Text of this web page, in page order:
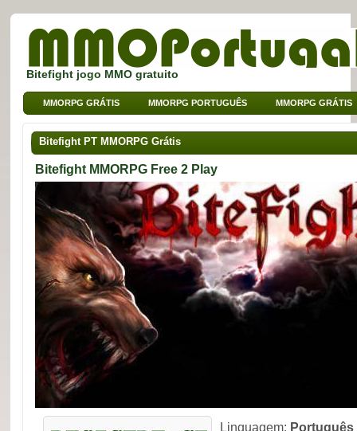
Bitefight jogo MMO gratuito
MMORPG GRÁTIS MMORPG PORTUGUÊS MMORPG GRÁTIS
MMO DE BROWSER MMO PARA CRIANÇAS MMO DE SPORT
Bitefight PT MMORPG Grátis
Bitefight MMORPG Free 2 Play
Linguagem: Português